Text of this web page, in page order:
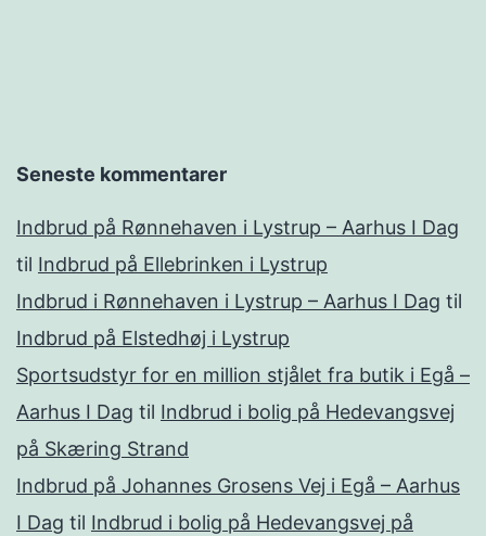
Seneste kommentarer
Indbrud på Rønnehaven i Lystrup – Aarhus I Dag
til Indbrud på Ellebrinken i Lystrup
Indbrud i Rønnehaven i Lystrup – Aarhus I Dag til
Indbrud på Elstedhøj i Lystrup
Sportsudstyr for en million stjålet fra butik i Egå –
Aarhus I Dag til Indbrud i bolig på Hedevangsvej
på Skæring Strand
Indbrud på Johannes Grosens Vej i Egå – Aarhus
I Dag til Indbrud i bolig på Hedevangsvej på